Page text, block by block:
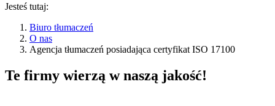
Jesteś tutaj:
Biuro tłumaczeń
O nas
Agencja tłumaczeń posiadająca certyfikat ISO 17100
Te firmy wierzą w naszą jakość!